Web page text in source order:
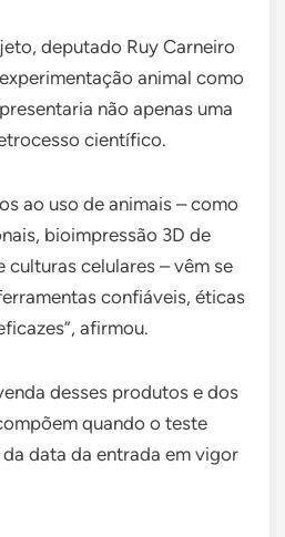
deputado Ruy Carneiro
animal como
não apenas uma
científico.
ao uso de animais – como
bioimpressão 3D de
celulares – vêm se
confiáveis, éticas
afirmou.
desses produtos e dos
quando o teste
data da entrada em vigor